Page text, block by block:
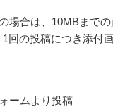
場合は、10MBまでの
回の投稿につき添付
ームより投稿